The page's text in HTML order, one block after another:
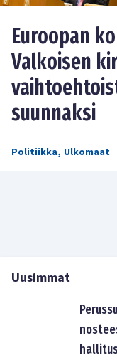
Euroopan
Valkoisen
suunnaksi
Politiikka, Ulkomaat
Uusimmat